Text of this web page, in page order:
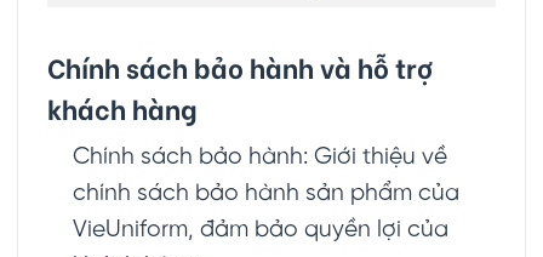
Chính sách bảo hành và hỗ trợ
khách hàng
Chính sách bảo hành: Giới thiệu về
chính sách bảo hành sản phẩm của
VieUniform, đảm bảo quyền lợi của